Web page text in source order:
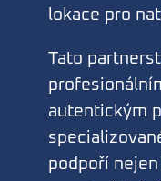
lokace pro
Tato
autentickým
podpoří